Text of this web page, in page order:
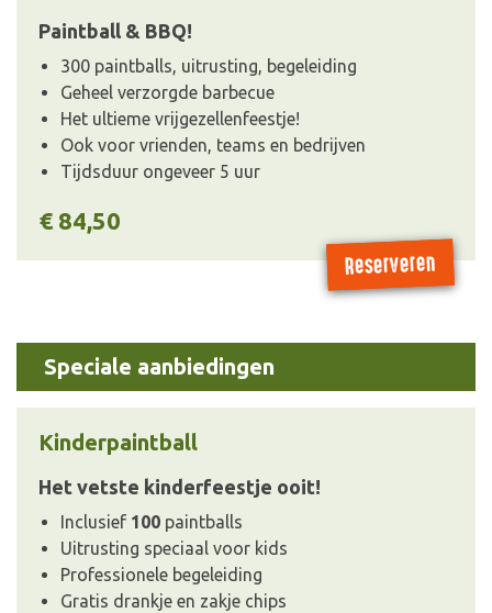
Paintball & BBQ!
300 paintballs, uitrusting, begeleiding
Geheel verzorgde barbecue
Het ultieme vrijgezellenfeestje!
Ook voor vrienden, teams en bedrijven
Tijdsduur ongeveer 5 uur
€ 84,50
Reserveren
Speciale aanbiedingen
Kinderpaintball
Het vetste kinderfeestje ooit!
Inclusief 100 paintballs
Uitrusting speciaal voor kids
Professionele begeleiding
Gratis drankje en zakje chips